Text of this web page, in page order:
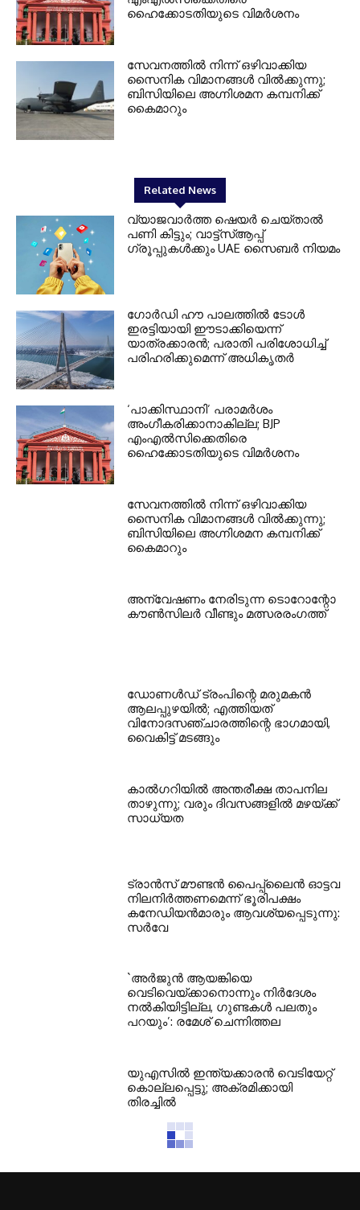
ഹൈക്കോടതിയുടെ വിമർശനം
സേവനത്തില്‍ നിന്ന് ഒഴിവാക്കിയ
സൈനിക വിമാനങ്ങള്‍ വില്‍ക്കുന്നു;
ബിസിയിലെ അഗ്നിശമന കമ്പനിക്ക്
കൈമാറും
Related News
വ്യാജവാർത്ത ഷെയർ ചെയ്താൽ
പണി കിട്ടും; വാട്ട്‌സ്ആപ്പ്
ഗ്രൂപ്പുകൾക്കും UAE സൈബർ നിയമം
ഗോർഡി ഹൗ പാലത്തിൽ ടോൾ
ഇരട്ടിയായി ഈടാക്കിയെന്ന്
യാത്രക്കാരൻ; പരാതി പരിശോധിച്ച്
പരിഹരിക്കുമെന്ന് അധികൃതർ
‘പാക്കിസ്ഥാനി’ പരാമർശം
അംഗീകരിക്കാനാകില്ല; BJP
എംഎൽസിക്കെതിരെ
ഹൈക്കോടതിയുടെ വിമർശനം
സേവനത്തില്‍ നിന്ന് ഒഴിവാക്കിയ
സൈനിക വിമാനങ്ങള്‍ വില്‍ക്കുന്നു;
ബിസിയിലെ അഗ്നിശമന കമ്പനിക്ക്
കൈമാറും
അന്വേഷണം നേരിടുന്ന ടൊറോന്റോ
കൗണ്‍സിലര്‍ വീണ്ടും മത്സരരംഗത്ത്
ഡോണള്‍ഡ് ട്രംപിന്റെ മരുമകന്‍
ആലപ്പുഴയില്‍; എത്തിയത്
വിനോദസഞ്ചാരത്തിന്റെ ഭാഗമായി,
വൈകിട്ട് മടങ്ങും
കാല്‍ഗറിയില്‍ അന്തരീക്ഷ താപനില
താഴുന്നു; വരും ദിവസങ്ങളില്‍ മഴയ്ക്ക്
സാധ്യത
ട്രാന്‍സ് മൗണ്ടന്‍ പൈപ്പ്ലൈന്‍ ഓട്ടവ
നിലനിര്‍ത്തണമെന്ന് ഭൂരിപക്ഷം
കനേഡിയന്‍മാരും ആവശ്യപ്പെടുന്നു:
സര്‍വേ
`അര്‍ജുന്‍ ആയങ്കിയെ
വെടിവെയ്ക്കാനൊന്നും നിര്‍ദേശം
നല്‍കിയിട്ടില്ല, ഗുണ്ടകള്‍ പലതും
പറയും’: രമേശ് ചെന്നിത്തല
യുഎസില്‍ ഇന്ത്യക്കാരന്‍ വെടിയേറ്റ്
കൊല്ലപ്പെട്ടു; അക്രമിക്കായി
തിരച്ചില്‍